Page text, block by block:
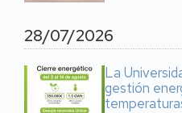
28/07/2026
La
gestión